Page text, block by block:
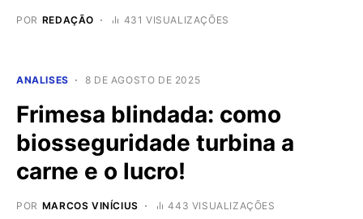
POR REDAÇÃO 431 VISUALIZAÇÕES
ANALISES 8 DE AGOSTO DE 2025
Frimesa blindada: como
biosseguridade turbina a
carne e o lucro!
POR MARCOS VINÍCIUS 443 VISUALIZAÇÕES